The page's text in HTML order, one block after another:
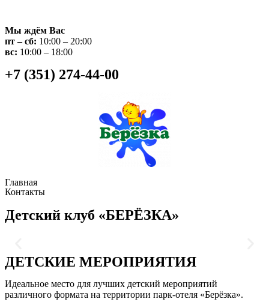
Мы ждём Вас
пт – сб: 10:00 – 20:00
вс: 10:00 – 18:00
+7 (351) 274-44-00
Главная
Контакты
Детский клуб «БЕРЁЗКА»
ДЕТСКИЕ МЕРОПРИЯТИЯ
Идеальное место для лучших детский мероприятий
различного формата на территории парк-отеля «Берёзка».